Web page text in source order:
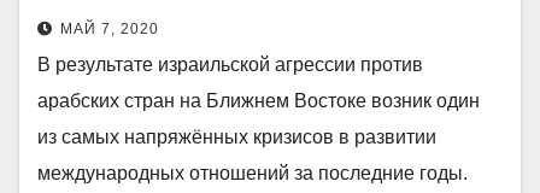
МАЙ 7, 2020
В результате израильской агрессии против
арабских стран на Ближнем Востоке возник один
из самых напряжённых кризисов в развитии
международных отношений за последние годы.